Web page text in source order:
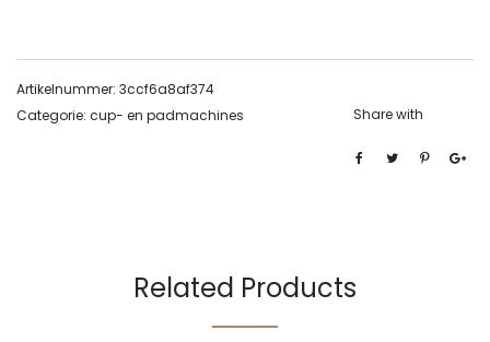
Artikelnummer: 3ccf6a8af374
Categorie: cup- en padmachines Share with
Related Products